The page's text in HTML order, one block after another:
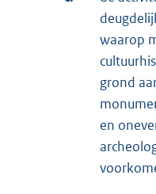
waarop
grond
en